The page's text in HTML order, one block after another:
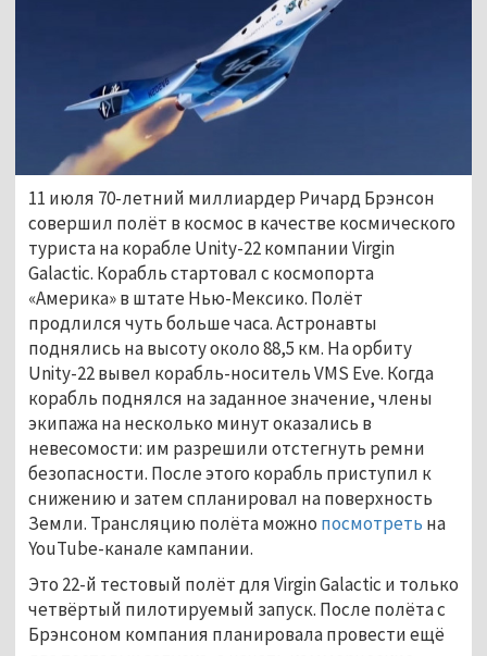
11 июля 70-летний миллиардер Ричард Брэнсон
совершил полёт в космос в качестве космического
туриста на корабле Unity-22 компании Virgin
Galactic. Корабль стартовал с космопорта
«Америка» в штате Нью-Мексико. Полёт
продлился чуть больше часа. Астронавты
поднялись на высоту около 88,5 км. На орбиту
Unity-22 вывел корабль-носитель VMS Eve. Когда
корабль поднялся на заданное значение, члены
экипажа на несколько минут оказались в
невесомости: им разрешили отстегнуть ремни
безопасности. После этого корабль приступил к
снижению и затем спланировал на поверхность
Земли. Трансляцию полёта можно посмотреть на
YouTube-канале кампании.
Это 22-й тестовый полёт для Virgin Galactic и только
четвёртый пилотируемый запуск. После полёта с
Брэнсоном компания планировала провести ещё